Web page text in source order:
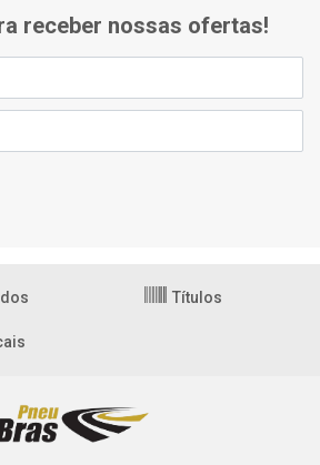
receber nossas ofertas!
Títulos